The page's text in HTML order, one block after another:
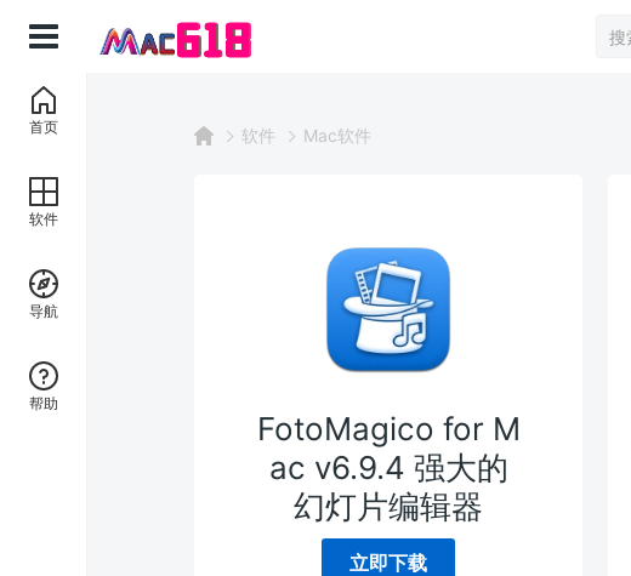
软件 Mac软件
FotoMagico for M
ac v6.9.4 强大的
幻灯片编辑器
立即下载
首页
软件
导航
帮助